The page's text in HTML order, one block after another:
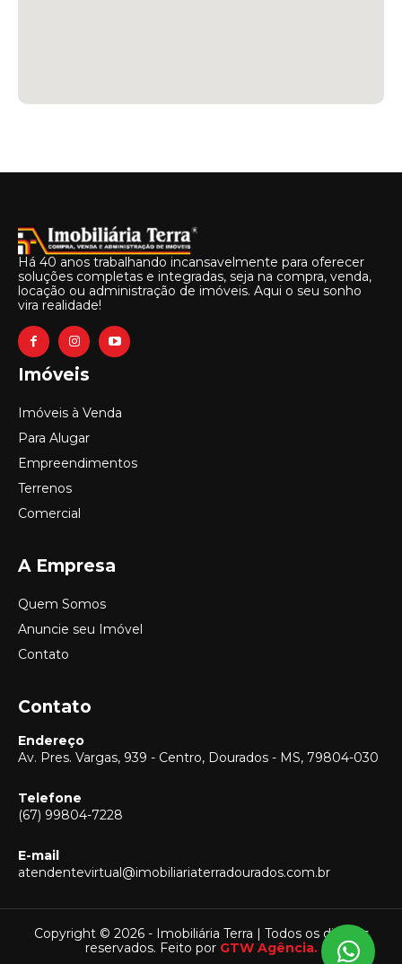
Há 40 anos trabalhando incansavelmente para oferecer
soluções completas e integradas, seja na compra, venda,
locação ou administração de imóveis. Aqui o seu sonho
vira realidade!
Imóveis
Imóveis à Venda
Para Alugar
Empreendimentos
Terrenos
Comercial
A Empresa
Quem Somos
Anuncie seu Imóvel
Contato
Contato
Endereço
Av. Pres. Vargas, 939 - Centro, Dourados - MS, 79804-030
Telefone
(67) 99804-7228
E-mail
atendentevirtual@imobiliariaterradourados.com.br
Copyright © 2026 - Imobiliária Terra | Todos os direitos
reservados. Feito por GTW Agência.
Vendas
(67) 99804-7228
Locação
(67) 99804-7228